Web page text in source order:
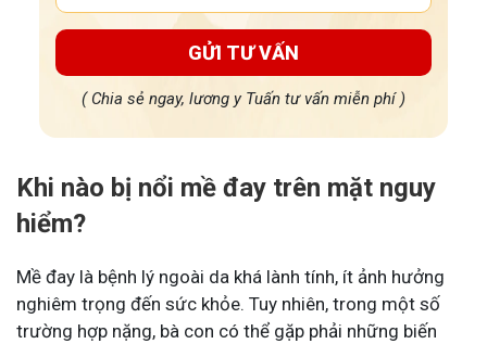
GỬI TƯ VẤN
( Chia sẻ ngay, lương y Tuấn tư vấn miễn phí )
Khi nào bị nổi mề đay trên mặt nguy
hiểm?
Mề đay là bệnh lý ngoài da khá lành tính, ít ảnh hưởng
nghiêm trọng đến sức khỏe. Tuy nhiên, trong một số
trường hợp nặng, bà con có thể gặp phải những biến